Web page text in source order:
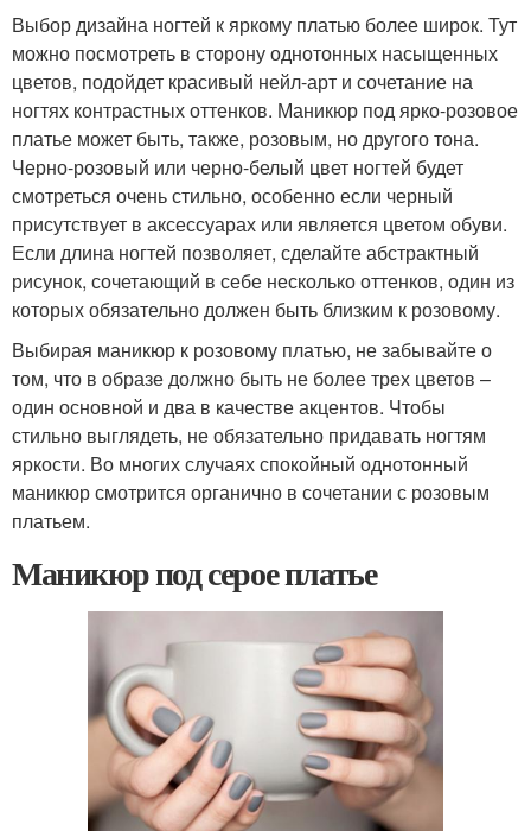
Выбор дизайна ногтей к яркому платью более широк. Тут
можно посмотреть в сторону однотонных насыщенных
цветов, подойдет красивый нейл-арт и сочетание на
ногтях контрастных оттенков. Маникюр под ярко-розовое
платье может быть, также, розовым, но другого тона.
Черно-розовый или черно-белый цвет ногтей будет
смотреться очень стильно, особенно если черный
присутствует в аксессуарах или является цветом обуви.
Если длина ногтей позволяет, сделайте абстрактный
рисунок, сочетающий в себе несколько оттенков, один из
которых обязательно должен быть близким к розовому.
Выбирая маникюр к розовому платью, не забывайте о
том, что в образе должно быть не более трех цветов –
один основной и два в качестве акцентов. Чтобы
стильно выглядеть, не обязательно придавать ногтям
яркости. Во многих случаях спокойный однотонный
маникюр смотрится органично в сочетании с розовым
платьем.
Маникюр под серое платье